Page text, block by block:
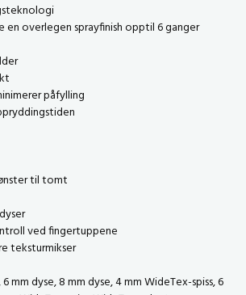
en overlegen sprayfinish opptil 6 ganger
påfylling
til tomt
ved fingertuppene
teksturmikser
mm dyse, 8 mm dyse, 4 mm WideTex-spiss, 6